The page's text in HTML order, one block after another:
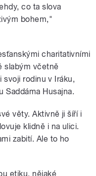
co ta slova
bohem,"
charitativními
slabým včetně
svoji rodinu v Iráku,
Saddáma Husajna.
věty. Aktivně ji šíří i
klidně i na ulici.
zabití. Ale to ho
etiku, nějaké